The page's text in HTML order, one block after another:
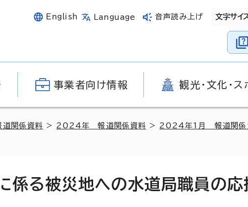
English Language 音声読み上げ 文字サイ
事業者向け情報 観光・文化・ス
道関係資料 > 2024年 報道関係資料 > 2024年1月 報道関係
係る被災地への水道局職員の応